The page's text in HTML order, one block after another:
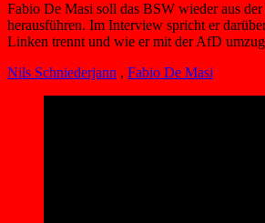
Fabio De Masi soll das BSW wieder aus
herausführen. Im Interview spricht er
Linken trennt und wie er mit der AfD
Nils Schniederjann , Fabio De Masi